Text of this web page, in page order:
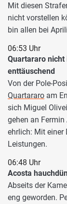
Mit diesen
nicht vorstellen
bin allen bei
06:53 Uhr
Quartararo nicht
enttäuschend
Von der Pole-
Quartararo am
sich Miguel
gehen an
ehrlich: Mit
Leistungen.
06:48 Uhr
Acosta
Abseits der
eng geworden.